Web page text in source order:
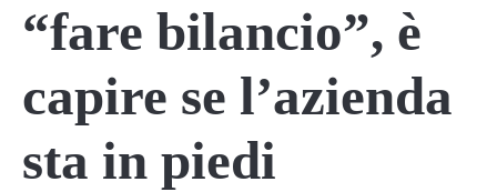
“fare bilancio”, è
capire se l’azienda
sta in piedi